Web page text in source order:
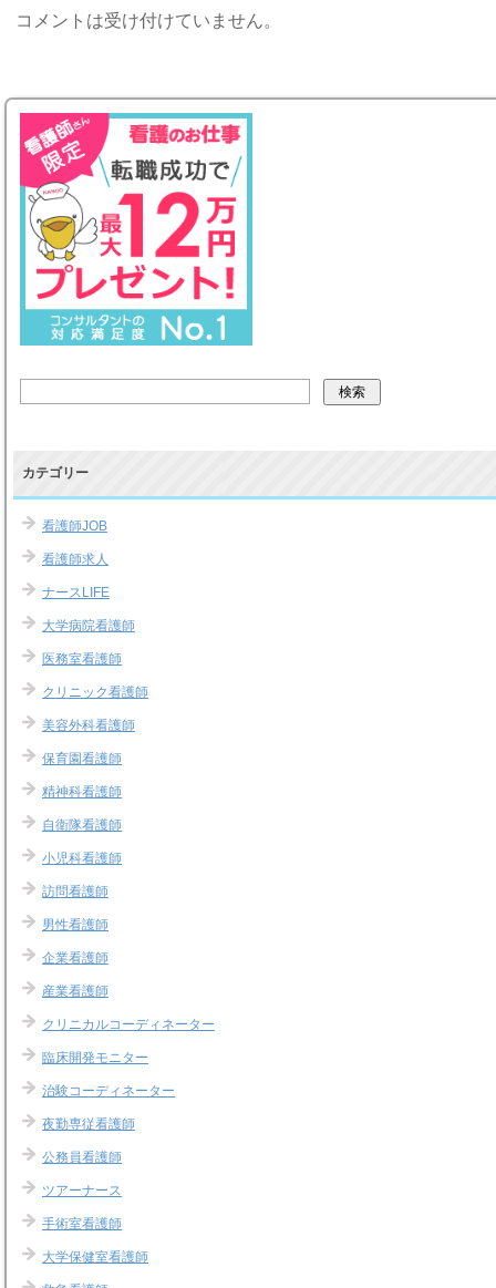
コメントは受け付けていません。
カテゴリー
看護師JOB
看護師求人
ナースLIFE
大学病院看護師
医務室看護師
クリニック看護師
美容外科看護師
保育園看護師
精神科看護師
自衛隊看護師
小児科看護師
訪問看護師
男性看護師
企業看護師
産業看護師
クリニカルコーディネーター
臨床開発モニター
治験コーディネーター
夜勤専従看護師
公務員看護師
ツアーナース
手術室看護師
大学保健室看護師